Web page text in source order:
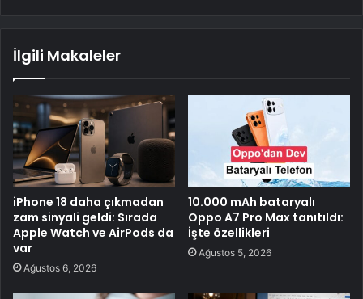
İlgili Makaleler
iPhone 18 daha çıkmadan
zam sinyali geldi: Sırada
Apple Watch ve AirPods da
var
Ağustos 6, 2026
10.000 mAh bataryalı
Oppo A7 Pro Max tanıtıldı:
İşte özellikleri
Ağustos 5, 2026